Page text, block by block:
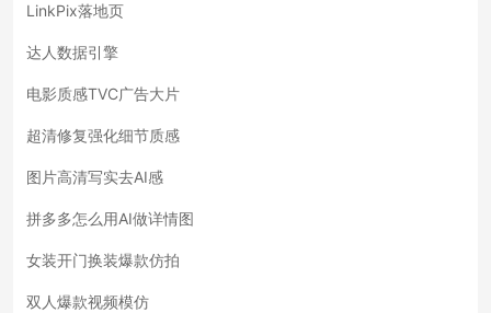
LinkPix落地页
达人数据引擎
电影质感TVC广告大片
超清修复强化细节质感
图片高清写实去AI感
拼多多怎么用AI做详情图
女装开门换装爆款仿拍
双人爆款视频模仿